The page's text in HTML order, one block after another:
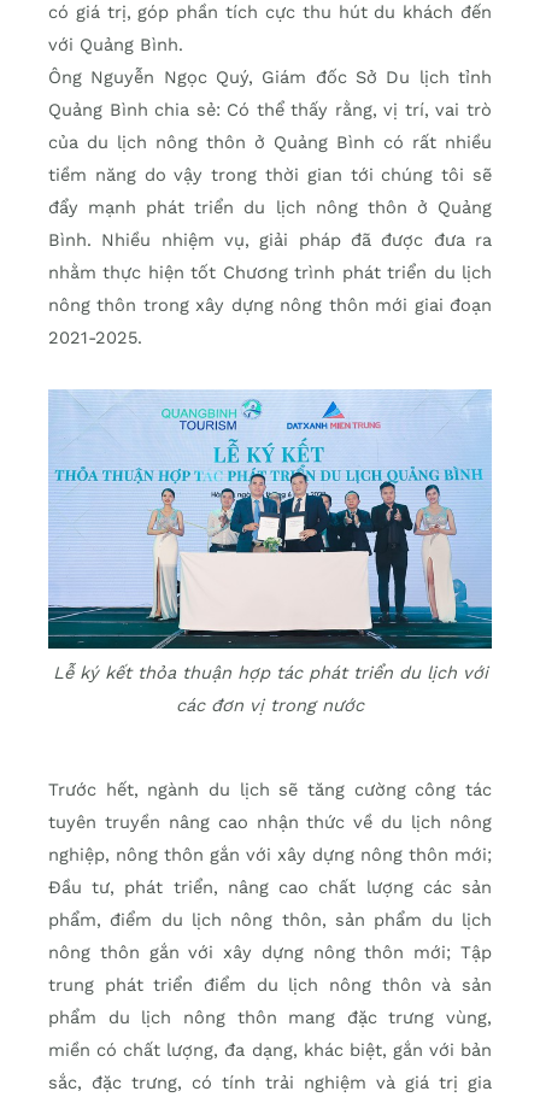
có giá trị, góp phần tích cực thu hút du khách đến
với Quảng Bình.
Ông Nguyễn Ngọc Quý, Giám đốc Sở Du lịch tỉnh
Quảng Bình chia sẻ: Có thể thấy rằng, vị trí, vai trò
của du lịch nông thôn ở Quảng Bình có rất nhiều
tiềm năng do vậy trong thời gian tới chúng tôi sẽ
đẩy mạnh phát triển du lịch nông thôn ở Quảng
Bình. Nhiều nhiệm vụ, giải pháp đã được đưa ra
nhằm thực hiện tốt Chương trình phát triển du lịch
nông thôn trong xây dựng nông thôn mới giai đoạn
2021-2025.
Lễ ký kết thỏa thuận hợp tác phát triển du lịch với
các đơn vị trong nước
Trước hết, ngành du lịch sẽ tăng cường công tác
tuyên truyền nâng cao nhận thức về du lịch nông
nghiệp, nông thôn gắn với xây dựng nông thôn mới;
Đầu tư, phát triển, nâng cao chất lượng các sản
phẩm, điểm du lịch nông thôn, sản phẩm du lịch
nông thôn gắn với xây dựng nông thôn mới; Tập
trung phát triển điểm du lịch nông thôn và sản
phẩm du lịch nông thôn mang đặc trưng vùng,
miền có chất lượng, đa dạng, khác biệt, gắn với bản
sắc, đặc trưng, có tính trải nghiệm và giá trị gia